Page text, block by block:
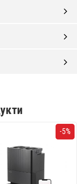
-5%